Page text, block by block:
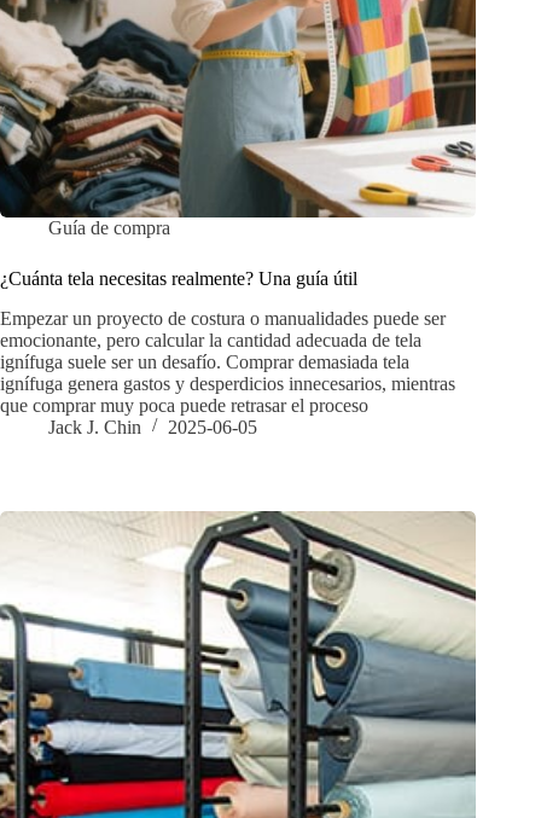
Guía de compra
¿Cuánta tela necesitas realmente? Una guía útil
Empezar un proyecto de costura o manualidades puede ser
emocionante, pero calcular la cantidad adecuada de tela
ignífuga suele ser un desafío. Comprar demasiada tela
ignífuga genera gastos y desperdicios innecesarios, mientras
que comprar muy poca puede retrasar el proceso
Jack J. Chin
2025-06-05